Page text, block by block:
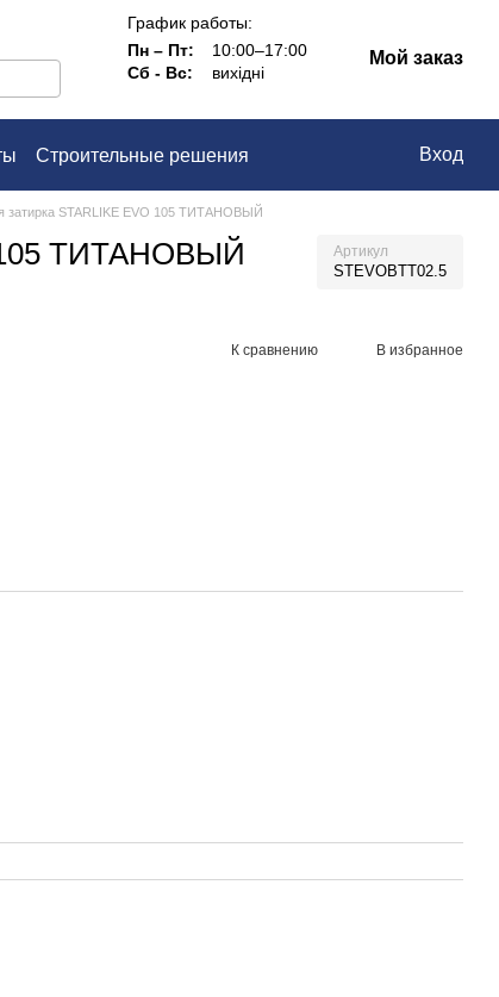
График работы:
Пн – Пт:
10:00–17:00
Сб - Вс:
вихідні
Мой заказ
Строительные решения
Вход
затирка STARLIKE EVO 105 ТИТАНОВЫЙ
105 ТИТАНОВЫЙ Артикул
STEVOBTT02.5
К сравнению В избранное